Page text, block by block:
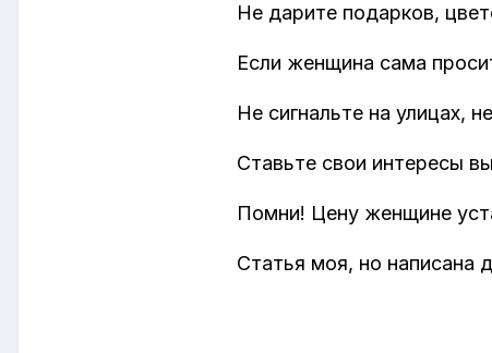
Не дарите подарков,
Если женщина сама
Не сигнальте на улицах,
Ставьте свои интересы
Помни! Цену женщине
Статья моя, но написана